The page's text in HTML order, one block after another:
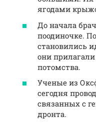
ягодами
До начала
поодиночке.
становились
они
потомства.
Ученые из
сегодня
связанных с
дронта.